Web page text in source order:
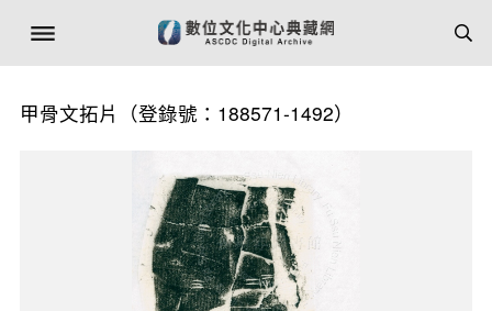
甲骨文拓片（登錄號：188571-1492）